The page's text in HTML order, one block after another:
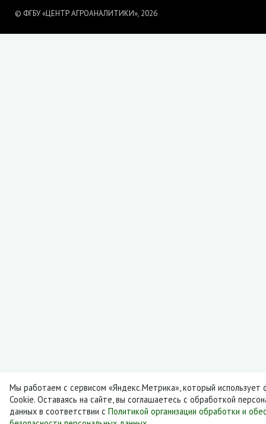
© ФГБУ «ЦЕНТР АГРОАНАЛИТИКИ», 2026
Мы работаем с сервисом «Яндекс.Метрика», который использует
Cookie. Оставаясь на сайте, вы соглашаетесь с обработкой
данных в соответствии с Политикой организации обработки и